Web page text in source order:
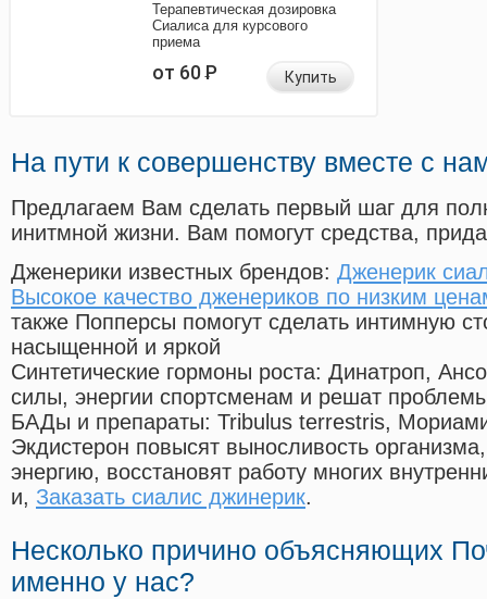
Терапевтическая дозировка
Сиалиса для курсового
приема
от 60Р Купить
На пути к совершенству вместе с
Предлагаем Вам сделать первый шаг для
инитмной жизни. Вам помогут средства,
Дженерики известных брендов: Дженерик
Высокое качество дженериков по низким
также Попперсы помогут сделать интимную
насыщенной и яркой
Синтетические гормоны роста: Динатроп,
силы, энергии спортсменам и решат
БАДы и препараты: Tribulus terrestris,
Экдистерон повысят выносливость
энергию, восстановят работу многих
и, Заказать сиалис джинерик.
Несколько причино объясняющих
именно у нас?